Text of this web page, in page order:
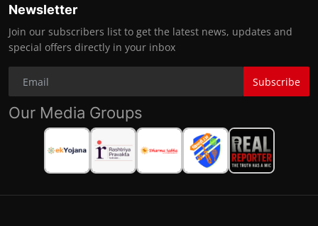
Newsletter
Join our subscribers list to get the latest news, updates and
special offers directly in your inbox
Subscribe
Our Media Groups